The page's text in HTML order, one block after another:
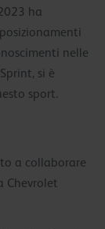
ha
nelle
si è
sport.
a collaborare
Chevrolet